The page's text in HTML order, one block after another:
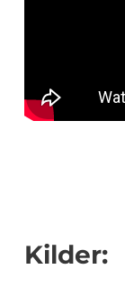
Kilder: